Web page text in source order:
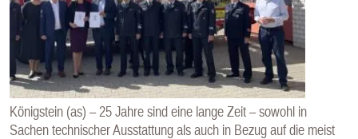
Königstein (as) – 25 Jahre sind eine lange Zeit – sowohl in
Sachen technischer Ausstattung als auch in Bezug auf die meist